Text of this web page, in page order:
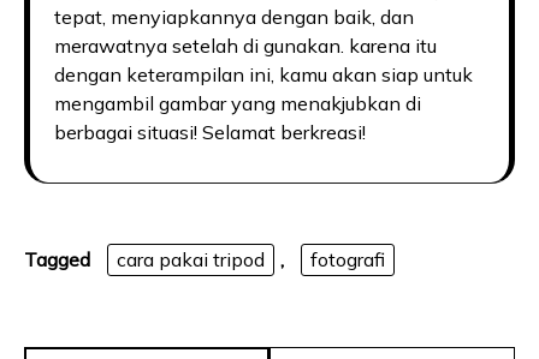
tepat, menyiapkannya dengan baik, dan
merawatnya setelah di gunakan. karena itu
dengan keterampilan ini, kamu akan siap untuk
mengambil gambar yang menakjubkan di
berbagai situasi! Selamat berkreasi!
Tagged cara pakai tripod , fotografi